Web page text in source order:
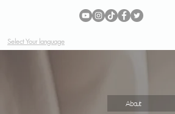
Select Your language
About